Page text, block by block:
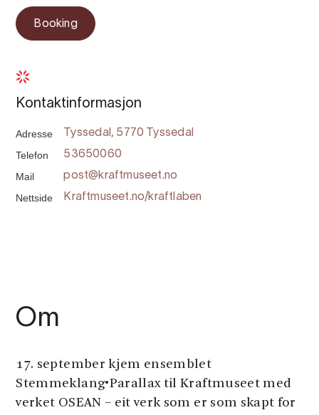
Booking
Kontaktinformasjon
Adresse Tyssedal, 5770 Tyssedal
Telefon 53650060
Mail post@kraftmuseet.no
Nettside Kraftmuseet.no/kraftlaben
Om
17. september kjem ensemblet
Stemmeklang•Parallax til Kraftmuseet med
verket OSEAN – eit verk som er som skapt for